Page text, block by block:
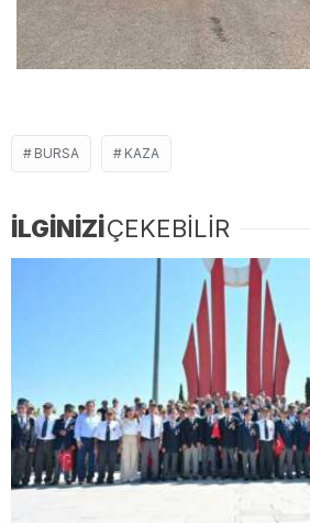
BURSA KAZA
İLGİNİZİÇEKEBİLİR